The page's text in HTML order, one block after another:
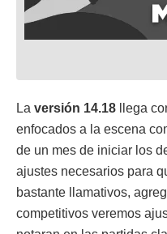
La versión 14.18 llega
enfocados a la escena
de un mes de iniciar los
ajustes necesarios para
bastante llamativos,
competitivos veremos